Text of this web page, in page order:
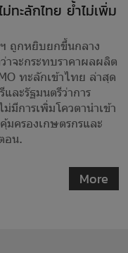
ทะลักไทย ย้ำไม่เพิ่ม
ฯ ถูกหยิบยกขึ้นกลาง
าจะกระทบราคาผลผลิต
ทะลักเข้าไทย ล่าสุด
ละรัฐมนตรีว่าการ
การเพิ่มโควตานำเข้า
มครองเกษตรกรและ
อน.
More